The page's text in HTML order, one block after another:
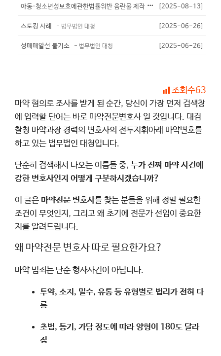
아
동·청소년성보호에관한법률위반 음란물 제작 유포 - 기소유예 - 법무법인
[2025-08-13]
스토킹 사례 - 법무법인 대청 [2025-06-26]
성매매알선 불기소 - 법무법인 대청 [2025-06-26]
조회수63
마약 혐의로 조사를 받게 된 순간, 당신이 가장 먼저 검색창
에 입력할 단어는 바로 마약전문변호사 일 것입니다. 대검
찰청 마약과장 경력의 변호사의 전두지휘아래 마약변호를
하고 있는 법무법인 대청입니다.
단순히 검색해서 나오는 이름들 중, 누가 진짜 마약 사건에
강한 변호사인지 어떻게 구분하시겠습니까?
이 글은 마약전문 변호사를 찾는 분들을 위해 정말 필요한
조건이 무엇인지, 그리고 왜 초기에 전문가 선임이 중요한
지를 알려드립니다.
왜 마약전문 변호사 따로 필요한가요?
마약 범죄는 단순 형사사건이 아닙니다.
투약, 소지, 밀수, 유통 등 유형별로 법리가 전혀 다
름
초범, 동기, 가담 정도에 따라 양형이 180도 달라
짐